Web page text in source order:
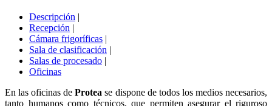
Descripción |
Recepción |
Cámara frigoríficas |
Sala de clasificación |
Salas de procesado |
Oficinas
En las oficinas deProtea se dispone de todos los medios necesarios,
tanto humanos como técnicos, que permiten asegurar el riguroso